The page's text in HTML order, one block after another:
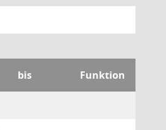
bis Funktion